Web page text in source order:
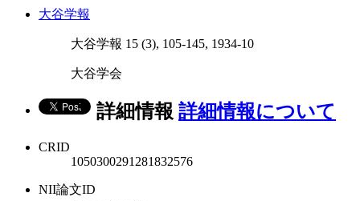
大谷学報
大谷学報 15 (3), 105-145, 1934-10
大谷学会
詳細情報 詳細情報について
CRID
1050300291281832576
NII論文ID